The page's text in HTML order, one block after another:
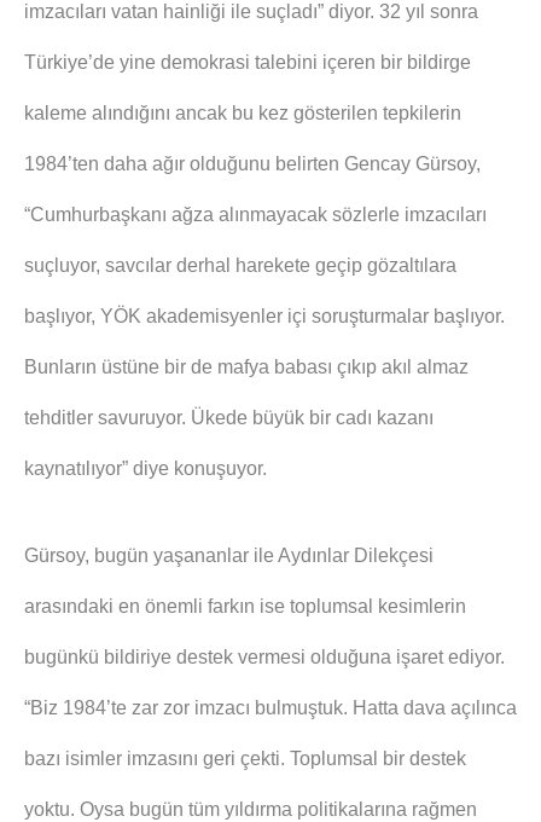
imzacıları vatan hainliği ile suçladı” diyor. 32 yıl sonra
Türkiye’de yine demokrasi talebini içeren bir bildirge
kaleme alındığını ancak bu kez gösterilen tepkilerin
1984’ten daha ağır olduğunu belirten Gencay Gürsoy,
“Cumhurbaşkanı ağza alınmayacak sözlerle imzacıları
suçluyor, savcılar derhal harekete geçip gözaltılara
başlıyor, YÖK akademisyenler içi soruşturmalar başlıyor.
Bunların üstüne bir de mafya babası çıkıp akıl almaz
tehditler savuruyor. Ükede büyük bir cadı kazanı
kaynatılıyor” diye konuşuyor.
Gürsoy, bugün yaşananlar ile Aydınlar Dilekçesi
arasındaki en önemli farkın ise toplumsal kesimlerin
bugünkü bildiriye destek vermesi olduğuna işaret ediyor.
“Biz 1984’te zar zor imzacı bulmuştuk. Hatta dava açılınca
bazı isimler imzasını geri çekti. Toplumsal bir destek
yoktu. Oysa bugün tüm yıldırma politikalarına rağmen